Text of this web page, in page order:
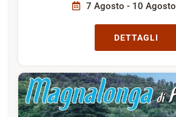
7 Agosto - 10
DETTAGLI